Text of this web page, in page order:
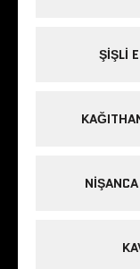
ŞIŞLI